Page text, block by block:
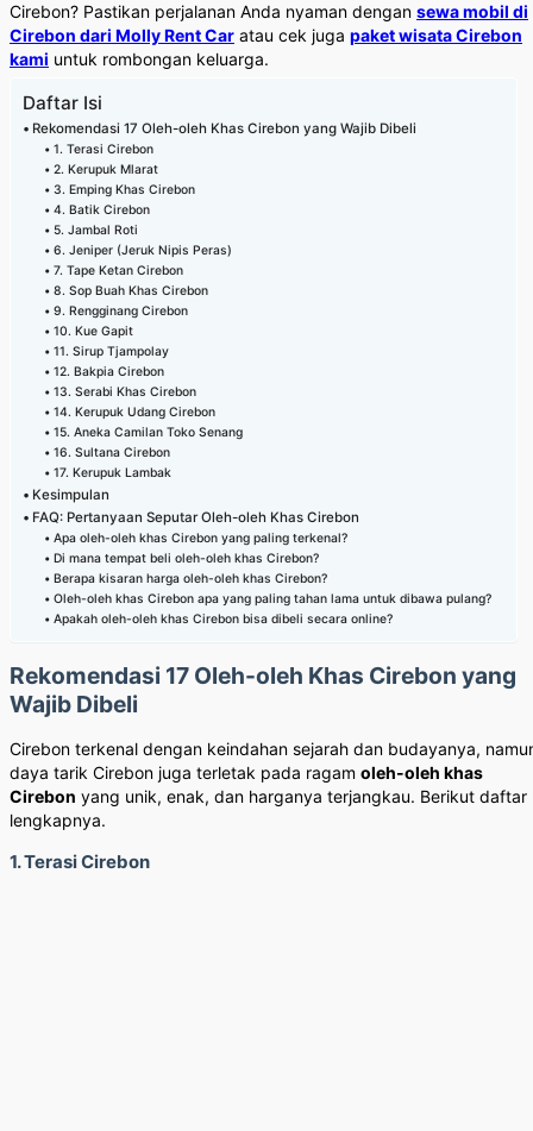
Cirebon? Pastikan perjalanan Anda nyaman dengan sewa mobil di
Cirebon dari Molly Rent Car atau cek juga paket wisata Cirebon
kami untuk rombongan keluarga.
Daftar Isi
Rekomendasi 17 Oleh-oleh Khas Cirebon yang Wajib Dibeli
1. Terasi Cirebon
2. Kerupuk Mlarat
3. Emping Khas Cirebon
4. Batik Cirebon
5. Jambal Roti
6. Jeniper (Jeruk Nipis Peras)
7. Tape Ketan Cirebon
8. Sop Buah Khas Cirebon
9. Rengginang Cirebon
10. Kue Gapit
11. Sirup Tjampolay
12. Bakpia Cirebon
13. Serabi Khas Cirebon
14. Kerupuk Udang Cirebon
15. Aneka Camilan Toko Senang
16. Sultana Cirebon
17. Kerupuk Lambak
Kesimpulan
FAQ: Pertanyaan Seputar Oleh-oleh Khas Cirebon
Apa oleh-oleh khas Cirebon yang paling terkenal?
Di mana tempat beli oleh-oleh khas Cirebon?
Berapa kisaran harga oleh-oleh khas Cirebon?
Oleh-oleh khas Cirebon apa yang paling tahan lama untuk dibawa pulang?
Apakah oleh-oleh khas Cirebon bisa dibeli secara online?
Rekomendasi 17 Oleh-oleh Khas Cirebon yang
Wajib Dibeli
Cirebon terkenal dengan keindahan sejarah dan budayanya,
daya tarik Cirebon juga terletak pada ragam oleh-oleh khas
Cirebon yang unik, enak, dan harganya terjangkau. Berikut daftar
lengkapnya.
1. Terasi Cirebon